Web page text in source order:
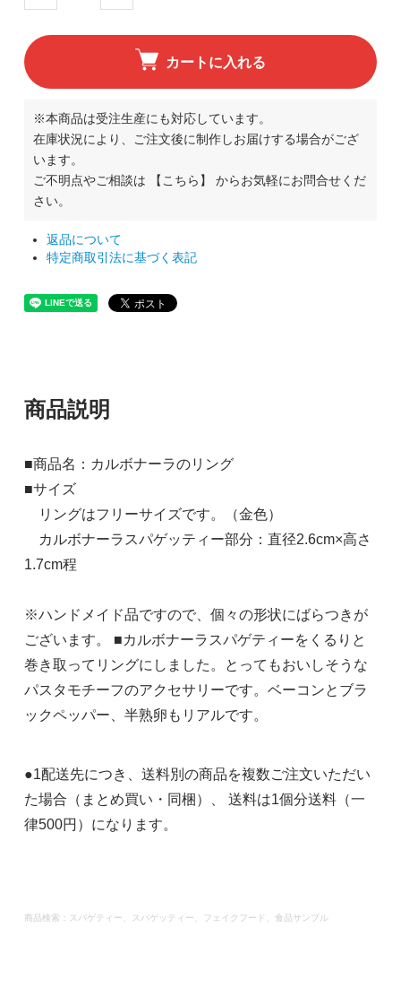
カートに入れる
※本商品は受注生産にも対応しています。
在庫状況により、ご注文後に制作しお届けする場合がござ
います。
ご不明点やご相談は
【こちら】
からお気軽にお問合せくだ
さい。
返品について
特定商取引法に基づく表記
商品説明
■商品名：カルボナーラのリング
■サイズ
リングはフリーサイズです。（金色）
カルボナーラスパゲッティー部分：直径2.6cm×高さ
1.7cm程
※ハンドメイド品ですので、個々の形状にばらつきが
ございます。 ■カルボナーラスパゲティーをくるりと
巻き取ってリングにしました。とってもおいしそうな
パスタモチーフのアクセサリーです。ベーコンとブラ
ックペッパー、半熟卵もリアルです。
●1配送先につき、送料別の商品を複数ご注文いただい
た場合（まとめ買い・同梱）、 送料は1個分送料（一
律500円）になります。
商品検索：スパゲティー、スパゲッティー、フェイクフード、食品サンプル